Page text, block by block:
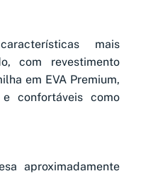
mais
com revestimento
em EVA Premium,
confortáveis como
aproximadamente